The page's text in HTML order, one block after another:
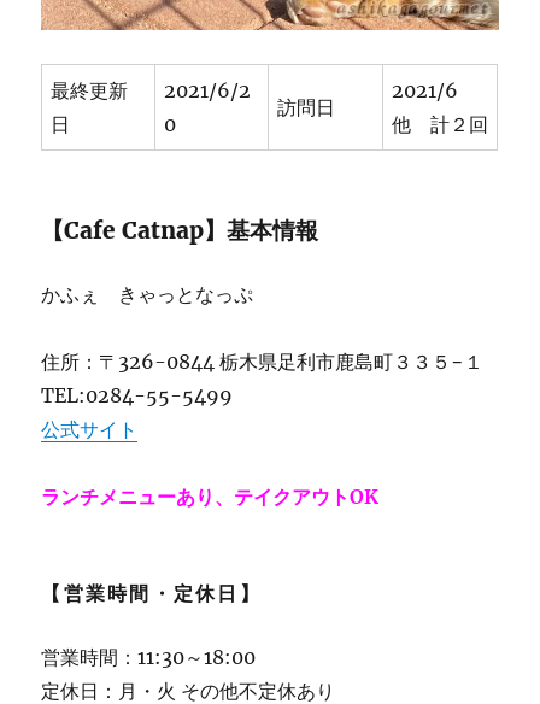
最終更新
日
2021/6/2
0
訪問日
2021/6
他 計２回
【Cafe Catnap】基本情報
かふぇ きゃっとなっぷ
住所：〒326-0844 栃木県足利市鹿島町３３５−１
TEL:0284-55-5499
公式サイト
ランチメニューあり、テイクアウトOK
【営業時間・定休日】
営業時間：11:30～18:00
定休日：月・火 その他不定休あり